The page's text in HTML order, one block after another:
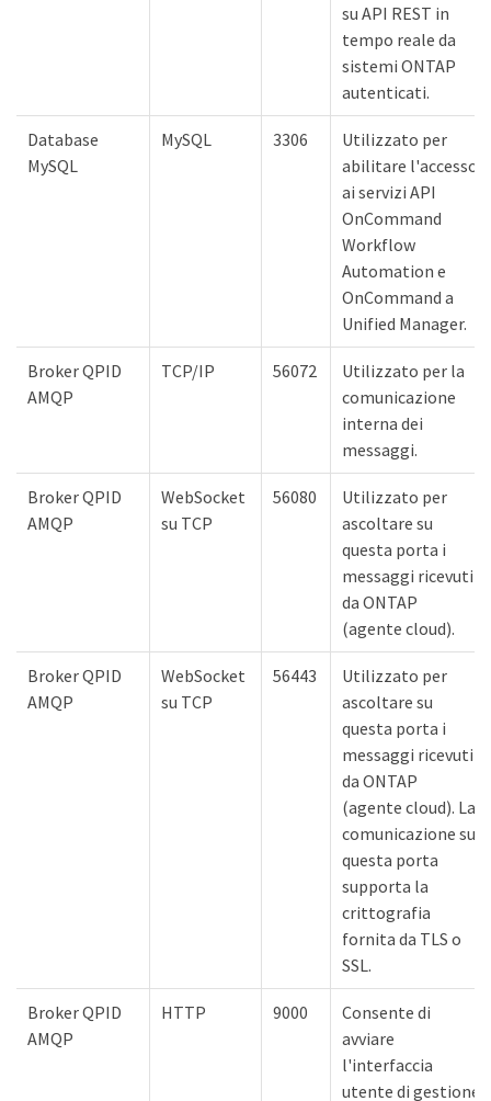
su API REST in
tempo reale da
sistemi ONTAP
autenticati.
Database
MySQL
MySQL 3306
Utilizzato per
abilitare l'accesso
ai servizi API
OnCommand
Workflow
Automation e
OnCommand a
Unified Manager.
Broker QPID
AMQP
TCP/IP 56072
Utilizzato per la
comunicazione
interna dei
messaggi.
Broker QPID
AMQP
WebSocket
su TCP
56080
Utilizzato per
ascoltare su
questa porta i
messaggi ricevuti
da ONTAP
(agente cloud).
Broker QPID
AMQP
WebSocket
su TCP
56443
Utilizzato per
ascoltare su
questa porta i
messaggi ricevuti
da ONTAP
(agente cloud). La
comunicazione su
questa porta
supporta la
crittografia
fornita da TLS o
SSL.
Broker QPID
AMQP
HTTP 9000
Consente di
avviare
l'interfaccia
utente di gestione